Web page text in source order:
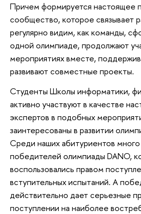
Причем формируется настоящее
сообщество, которое связывает
регулярно видим, как команды,
одной олимпиаде, продолжают
мероприятиях вместе,
развивают совместные проекты.
Студенты Школы информатики,
активно участвуют в качестве
экспертов в подобных
заинтересованы в развитии
Среди наших абитуриентов
победителей олимпиады DANO,
воспользовались правом
вступительных испытаний. А
действительно дает серьезные
поступлении на наиболее